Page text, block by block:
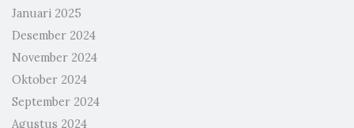
Januari 2025
Desember 2024
November 2024
Oktober 2024
September 2024
Agustus 2024